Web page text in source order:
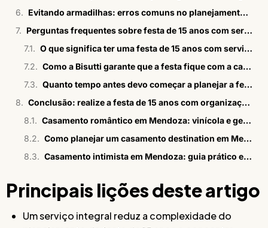
Evitando armadilhas: erros comuns no planejamento da festa de 15 anos
Perguntas frequentes sobre festa de 15 anos com serviço integral
O que significa ter uma festa de 15 anos com serviço integral na Bisutti?
Como a Bisutti garante que a festa fique com a cara da debutante?
Quanto tempo antes devo começar a planejar a festa de 15 anos?
Conclusão: realize a festa de 15 anos com organização profissional da Bisutti
Casamento romântico em Mendoza: vinícola e gestão 360°
Como planejar um casamento destination em Mendoza
Casamento intimista em Mendoza: guia prático e estratégico
Principais lições deste artigo
Um serviço integral reduz a complexidade do